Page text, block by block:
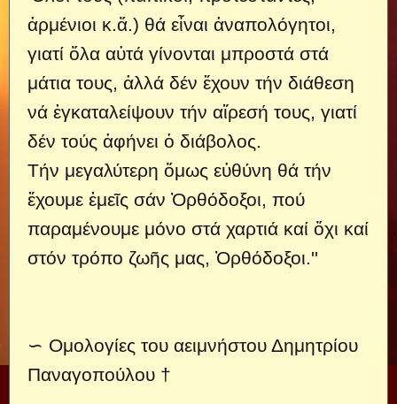
ἀρμένιοι κ.ἄ.) θά εἶναι ἀναπολόγητοι,
γιατί ὅλα αὐτά γίνονται μπροστά στά
μάτια τους, ἀλλά δέν ἔχουν τήν διάθεση
νά ἐγκαταλείψουν τήν αἵρεσή τους, γιατί
δέν τούς ἀφήνει ὁ διάβολος.
Τήν μεγαλύτερη ὅμως εὐθύνη θά τήν
ἔχουμε ἐμεῖς σάν Ὀρθόδοξοι, πού
παραμένουμε μόνο στά χαρτιά καί ὄχι καί
στόν τρόπο ζωῆς μας, Ὀρθόδοξοι.''
∽ Ομολογίες του αειμνήστου Δημητρίου
Παναγοπούλου †